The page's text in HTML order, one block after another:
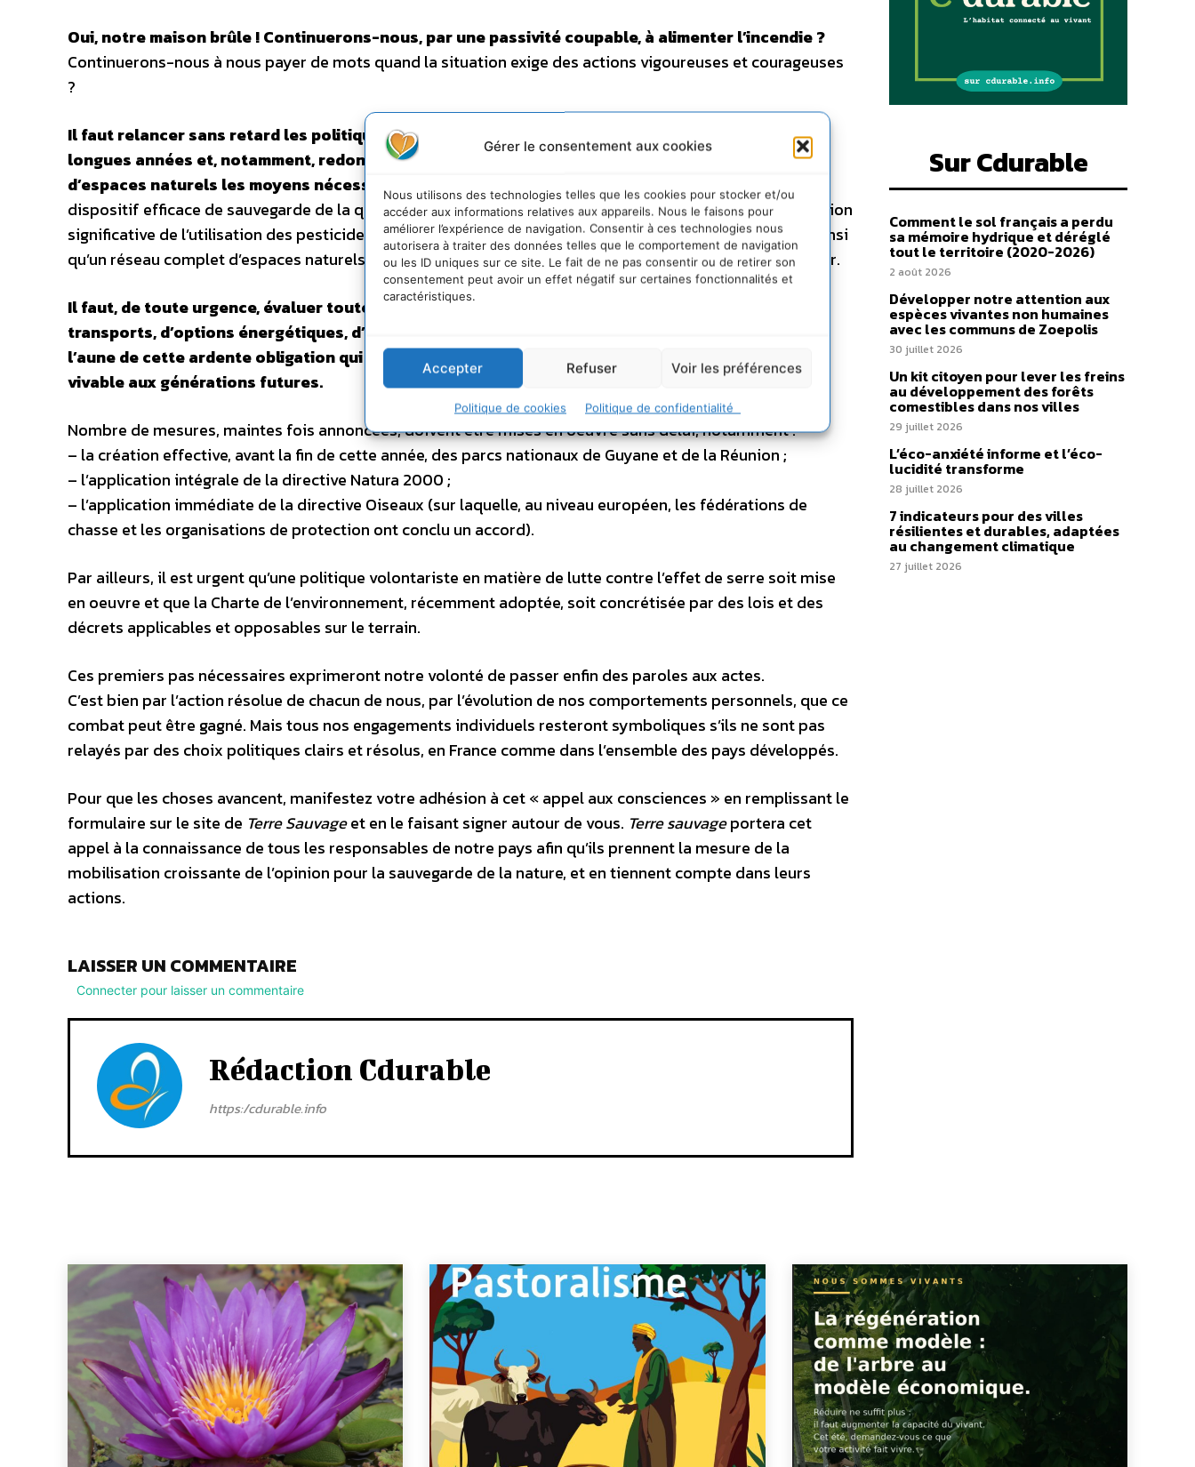
Gérer le consentement aux cookies
Nous utilisons des technologies telles que les cookies pour stocker et/ou
accéder aux informations relatives aux appareils. Nous le faisons pour
améliorer l’expérience de navigation. Consentir à ces technologies nous
autorisera à traiter des données telles que le comportement de navigation
ou les ID uniques sur ce site. Le fait de ne pas consentir ou de retirer son
consentement peut avoir un effet négatif sur certaines fonctionnalités et
caractéristiques.
Accepter Refuser Voir les préférences
Politique de cookies Politique de confidentialité
Oui, notre maison brûle ! Continuerons-nous, par une passivité coupable, à alimenter l’incendie ?
Continuerons-nous à nous payer de mots quand la situation exige des actions vigoureuses et courageuses
?
Il faut relancer sans retard les politiques de protection de la nature, laissées en friche depuis de
longues années et, notamment, redonner aux associations et aux institutions gestionnaires
d’espaces naturels les moyens nécessaires à leur fonctionnement.
Il faut mettre en place un
dispositif efficace de sauvegarde de la qualité des cours d’eau, des eaux souterraines et des sols (réduction
significative de l’utilisation des pesticides, taxe sur les nitrates, arrêt du drainage des zones humides), ainsi
qu’un réseau complet d’espaces naturels protégés, réservoirs de biodiversité, en métropole et outre-mer.
Il faut, de toute urgence, évaluer toutes les décisions publiques en matière d’aménagements, de
transports, d’options énergétiques, d’orientations agricoles, d’urbanisme, de choix industriels, à
l’aune de cette ardente obligation qui est la nôtre de protéger la nature et de la transmettre
vivable aux générations futures.
Nombre de mesures, maintes fois annoncées, doivent être mises en oeuvre sans délai, notamment :
– la création effective, avant la fin de cette année, des parcs nationaux de Guyane et de la Réunion ;
– l’application intégrale de la directive Natura 2000 ;
– l’application immédiate de la directive Oiseaux (sur laquelle, au niveau européen, les fédérations de
chasse et les organisations de protection ont conclu un accord).
Par ailleurs, il est urgent qu’une politique volontariste en matière de lutte contre l’effet de serre soit mise
en oeuvre et que la Charte de l’environnement, récemment adoptée, soit concrétisée par des lois et des
décrets applicables et opposables sur le terrain.
Ces premiers pas nécessaires exprimeront notre volonté de passer enfin des paroles aux actes.
C’est bien par l’action résolue de chacun de nous, par l’évolution de nos comportements personnels, que ce
combat peut être gagné. Mais tous nos engagements individuels resteront symboliques s’ils ne sont pas
relayés par des choix politiques clairs et résolus, en France comme dans l’ensemble des pays développés.
Pour que les choses avancent, manifestez votre adhésion à cet « appel aux consciences » en remplissant le
formulaire sur le site de Terre Sauvageet en le faisant signer autour de vous. Terre sauvageportera cet
appel à la connaissance de tous les responsables de notre pays afin qu’ils prennent la mesure de la
mobilisation croissante de l’opinion pour la sauvegarde de la nature, et en tiennent compte dans leurs
actions.
LAISSER UN COMMENTAIRE
Connecter pour laisser un commentaire
Rédaction Cdurable
https:/cdurable.info
Sur Cdurable
Comment le sol français a perdu
sa mémoire hydrique et déréglé
tout le territoire (2020-2026)
2 août 2026
Développer notre attention aux
espèces vivantes non humaines
avec les communs de Zoepolis
30 juillet 2026
Un kit citoyen pour lever les freins
au développement des forêts
comestibles dans nos villes
29 juillet 2026
L’éco-anxiété informe et l’éco-
lucidité transforme
28 juillet 2026
7 indicateurs pour des villes
résilientes et durables, adaptées
au changement climatique
27 juillet 2026